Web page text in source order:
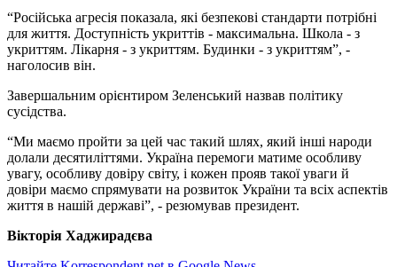
“Російська агресія показала, які безпекові стандарти потрібні
для життя. Доступність укриттів - максимальна. Школа - з
укриттям. Лікарня - з укриттям. Будинки - з укриттям”, -
наголосив він.
Завершальним орієнтиром Зеленський назвав політику
сусідства.
“Ми маємо пройти за цей час такий шлях, який інші народи
долали десятиліттями. Україна перемоги матиме особливу
увагу, особливу довіру світу, і кожен прояв такої уваги й
довіри маємо спрямувати на розвиток України та всіх аспектів
життя в нашій державі”, - резюмував президент.
Вікторія Хаджирадєва